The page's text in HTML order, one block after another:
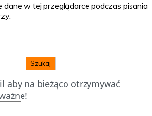
dane w tej przeglądarce podczas pisania
Szukaj
aby na bieżąco otrzymywać